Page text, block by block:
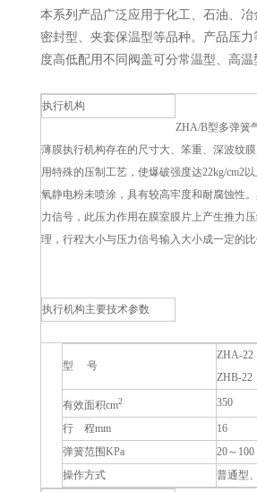
本系列产品广泛应用于化工、石油、
密封型、夹套保温型等品种。产品压
度高低配用不同阀盖可分常温型、高温
执行机构
ZHA/B型多弹簧
薄膜执行机构存在的尺寸大、笨重、深波纹
用特殊的压制工艺，使爆破强度达22kg/cm2
氧静电粉未喷涂，具有较高牢度和耐腐蚀性
力信号，此压力作用在膜室膜片上产生推力
理，行程大小与压力信号输入大小成一定的
执行机构主要技术参数
型 号
ZHA-22
ZHB-22
有效面积cm2 350
行 程mm 16
弹簧范围KPa
20～
操作方式
普通型